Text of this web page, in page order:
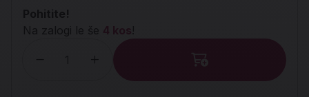
Pohitite!
Na zalogi le še 4 kos!